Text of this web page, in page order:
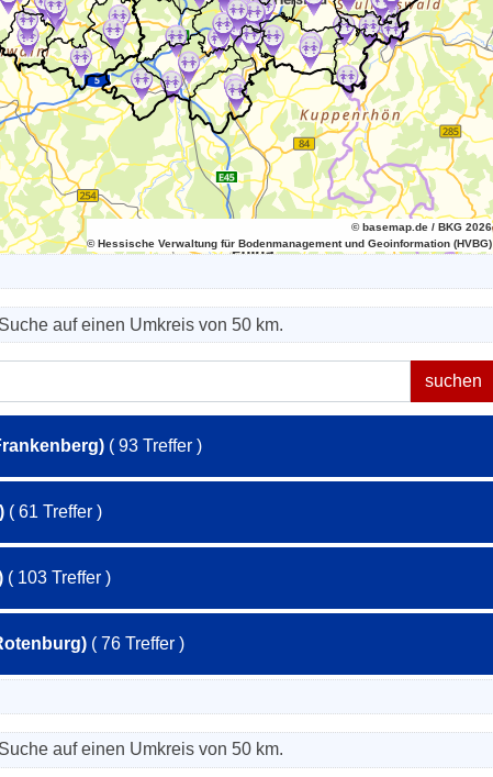
© basemap.de / BKG 2026
© Hessische Verwaltung für Bodenmanagement und Geoinformation (HVBG)
auf einen Umkreis von 50 km.
( 93 Treffer )
( 61 Treffer )
( 103 Treffer )
( 76 Treffer )
auf einen Umkreis von 50 km.